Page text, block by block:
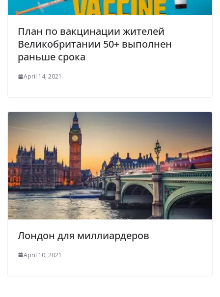
План по вакцинации жителей
Великобритании 50+ выполнен
раньше срока
April 14, 2021
Лондон для миллиардеров
April 10, 2021